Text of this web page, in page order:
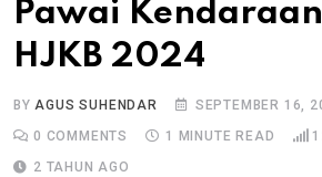
Pawai
HJKB 2024
BYAGUS SUHENDAR
SEPTEMBER 16,
0 COMMENTS 1 MINUTE READ
2 TAHUN AGO